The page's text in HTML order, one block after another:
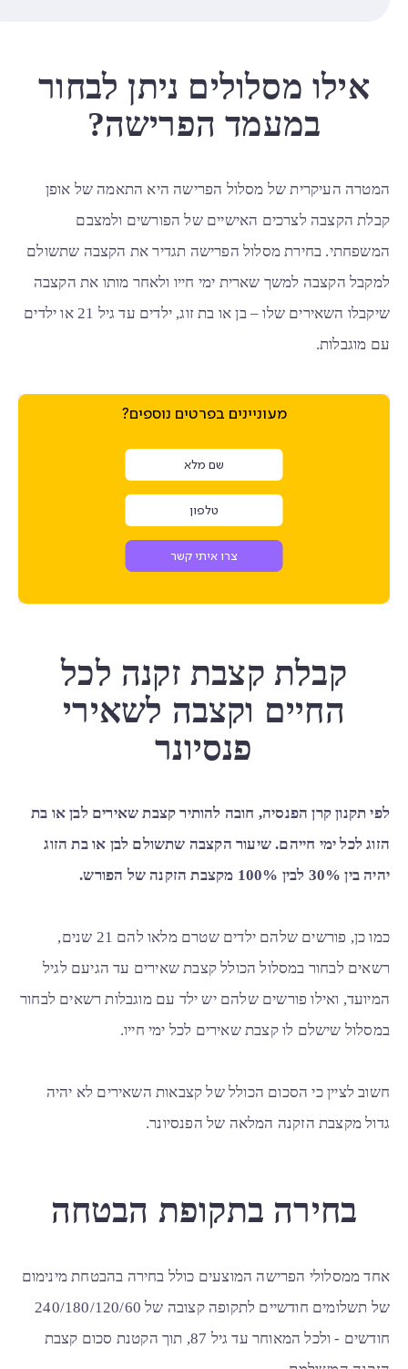
אילו מסלולים ניתן לבחור
במעמד הפרישה?
המטרה העיקרית של מסלול הפרישה היא התאמה של אופן
קבלת הקצבה לצרכים האישיים של הפורשים ולמצבם
המשפחתי. בחירת מסלול הפרישה תגדיר את הקצבה שתשולם
למקבל הקצבה למשך שארית ימי חייו ולאחר מותו את הקצבה
שיקבלו השאירים שלו
– בן או בת זוג, ילדים עד גיל 21 או ילדים
עם מוגבלות.
מעוניינים בפרטים נוספים?
קבלת קצבת זקנה לכל
החיים וקצבה לשאירי
פנסיונר
לפי תקנון קרן הפנסיה, חובה להותיר קצבת שאירים לבן או בת
הזוג לכל ימי חייהם. שיעור הקצבה שתשולם לבן או בת הזוג
יהיה בין 30% לבין 100% מקצבת הזקנה של הפורש.
כמו כן, פורשים שלהם ילדים שטרם מלאו להם 21 שנים,
רשאים לבחור במסלול הכולל קצבת שאירים עד הגיעם לגיל
המיועד, ואילו פורשים שלהם יש ילד עם מוגבלות רשאים לבחור
במסלול שישלם לו קצבת שאירים לכל ימי חייו.
חשוב לציין כי הסכום הכולל של קצבאות השאירים לא יהיה
גדול מקצבת הזקנה המלאה של הפנסיונר.
בחירה בתקופת הבטחה
אחד ממסלולי הפרישה המוצעים כולל בחירה בהבטחת מינימום
של תשלומים חודשיים לתקופה קצובה של 240/180/120/60
חודשים - ולכל המאוחר עד גיל 87, תוך הקטנת סכום קצבת